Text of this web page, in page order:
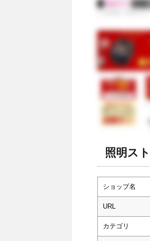
照明ス
ショップ名
URL
カテゴリ